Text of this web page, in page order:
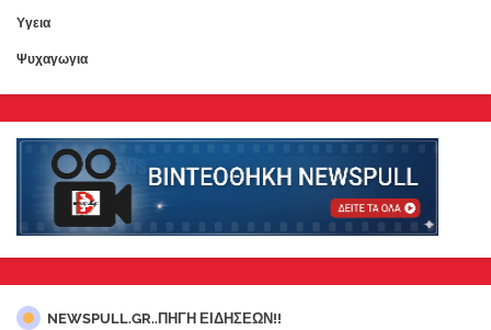
Υγεια
Ψυχαγωγια
NEWSPULL.GR..ΠΗΓΗ ΕΙΔΗΣΕΩΝ!!